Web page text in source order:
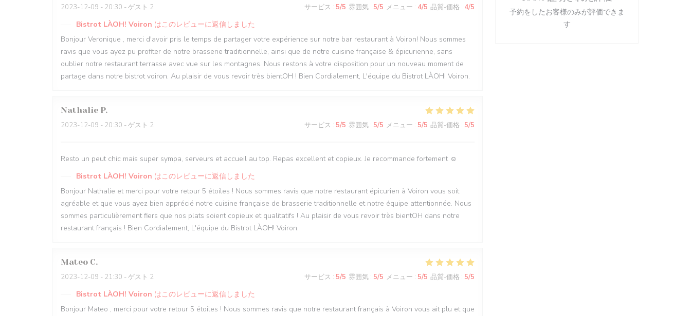
2023-12-09 - 20:30 - ゲスト 2 サービス : 5/5 雰囲気 : 5/5 メニュー : 4/5 品質-価格 : 4/5
Bistrot LÀOH! Voiron はこのレビューに返信しました
Bonjour Veronique , merci d'avoir pris le temps de partager votre expérience sur notre bar restaurant à Voiron! Nous sommes
ravis que vous ayez pu profiter de notre brasserie traditionnelle, ainsi que de notre cuisine française & épicurienne, sans
oublier notre restaurant terrasse avec vue sur les montagnes. Nous restons à votre disposition pour un nouveau moment de
partage dans notre bistrot voiron. Au plaisir de vous revoir très bientOH ! Bien Cordialement, L'équipe du Bistrot LÀOH! Voiron.
Nathalie P
2023-12-09 - 20:30 - ゲスト 2 サービス : 5/5 雰囲気 : 5/5 メニュー : 5/5 品質-価格 : 5/5
Resto un peut chic mais super sympa, serveurs et accueil au top. Repas excellent et copieux. Je recommande fortement ☺️
Bistrot LÀOH! Voiron はこのレビューに返信しました
Bonjour Nathalie et merci pour votre retour 5 étoiles ! Nous sommes ravis que notre restaurant épicurien à Voiron vous soit
agréable et que vous ayez bien apprécié notre cuisine française de brasserie traditionnelle et notre équipe attentionnée. Nous
sommes particulièrement fiers que nos plats soient copieux et qualitatifs ! Au plaisir de vous revoir très bientOH dans notre
restaurant français ! Bien Cordialement, L'équipe du Bistrot LÀOH! Voiron.
Mateo C
2023-12-09 - 21:30 - ゲスト 2 サービス : 5/5 雰囲気 : 5/5 メニュー : 5/5 品質-価格 : 5/5
Bistrot LÀOH! Voiron はこのレビューに返信しました
Bonjour Mateo , merci pour votre retour 5 étoiles ! Nous sommes ravis que notre restaurant français à Voiron vous ait plu et que
予約をしたお客様のみが評価できま
す